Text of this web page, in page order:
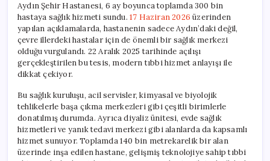
Hastaya
Sağlık
Hizmeti
Verdi
Aydın Şehir Hastanesi, 6 ay boyunca toplamda 300 bin
hastaya sağlık hizmeti sundu. 17 Haziran 2026üzerinden
yapılan açıklamalarda, hastanenin sadece Aydın’daki değil,
çevre illerdeki hastalar için de önemli bir sağlık merkezi
olduğu vurgulandı. 22 Aralık 2025 tarihinde açılışı
gerçekleştirilen bu tesis, modern tıbbi hizmet anlayışı ile
dikkat çekiyor.
Bu sağlık kuruluşu, acil servisler, kimyasal ve biyolojik
tehlikelerle başa çıkma merkezleri gibi çeşitli birimlerle
donatılmış durumda. Ayrıca diyaliz ünitesi, evde sağlık
hizmetleri ve yanık tedavi merkezi gibi alanlarda da kapsamlı
hizmet sunuyor. Toplamda 140 bin metrekarelik bir alan
üzerinde inşa edilen hastane, gelişmiş teknolojiye sahip tıbbi